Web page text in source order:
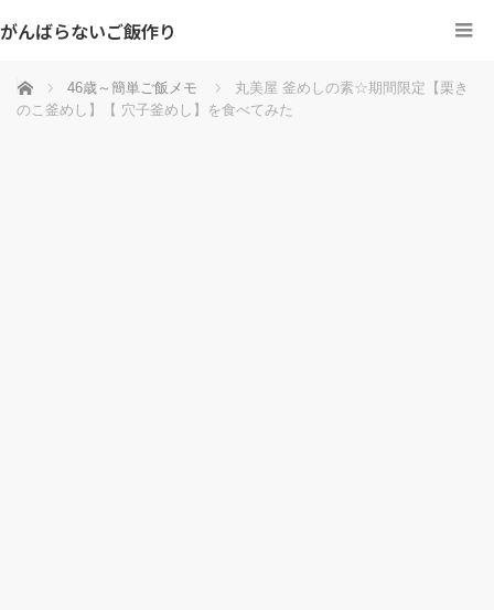
がんばらないご飯作り
ホーム 46歳～簡単ご飯メモ
丸美屋 釜めしの素☆期間限定【栗き
のこ釜めし】【 穴子釜めし】を食べてみた